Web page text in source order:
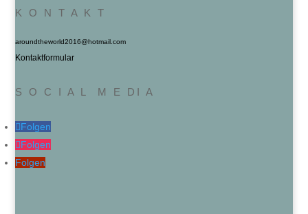
K O N T A K T
aroundtheworld2016@hotmail.com
Kontaktformular
S O C I A L M E DI A
Folgen
Folgen
Folgen